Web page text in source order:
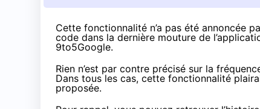
Cette fonctionnalité n’a pas été annoncée
code dans la dernière mouture de
9to5Google.
Rien n’est par contre précisé sur la
Dans tous les cas, cette fonctionnalité
proposée.